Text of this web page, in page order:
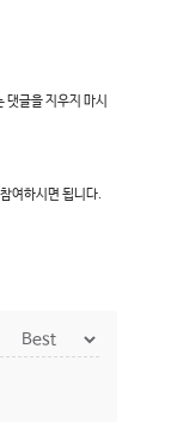
댓글을 지우지 마시
여하시면 됩니다.